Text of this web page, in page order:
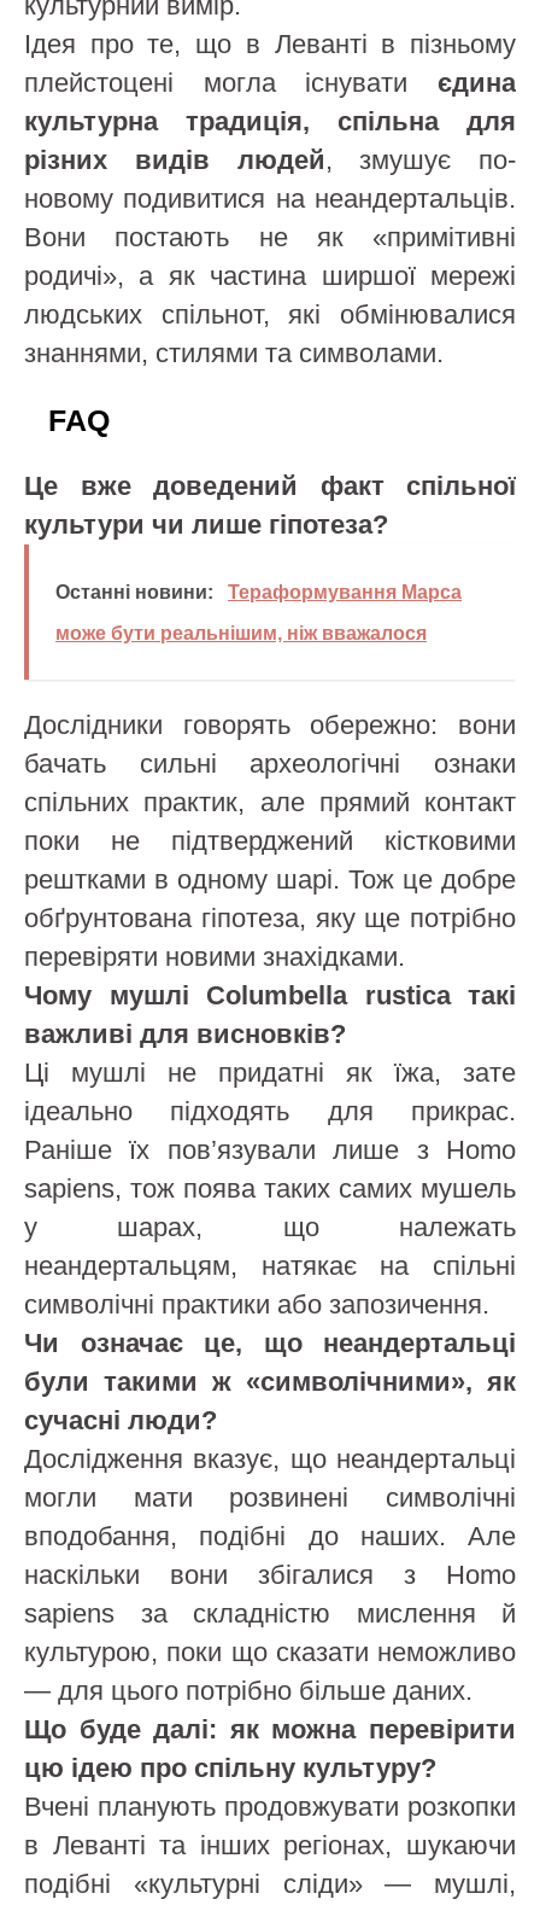
Ідея про те, що в Леванті в пізньому
плейстоцені могла існувати єдина
культурна традиція, спільна для
різних видів людей, змушує по-
новому подивитися на неандертальців.
Вони постають не як «примітивні
родичі», а як частина ширшої мережі
людських спільнот, які обмінювалися
знаннями, стилями та символами.
FAQ
Це вже доведений факт спільної
культури чи лише гіпотеза?
Останні новини:
Тераформування Марса
може бути реальнішим, ніж вважалося
Дослідники говорять обережно: вони
бачать сильні археологічні ознаки
спільних практик, але прямий контакт
поки не підтверджений кістковими
рештками в одному шарі. Тож це добре
обґрунтована гіпотеза, яку ще потрібно
перевіряти новими знахідками.
Чому мушлі Columbella rustica такі
важливі для висновків?
Ці мушлі не придатні як їжа, зате
ідеально підходять для прикрас.
Раніше їх пов’язували лише з Homo
sapiens, тож поява таких самих мушель
у шарах, що належать
неандертальцям, натякає на спільні
символічні практики або запозичення.
Чи означає це, що неандертальці
були такими ж «символічними», як
сучасні люди?
Дослідження вказує, що неандертальці
могли мати розвинені символічні
вподобання, подібні до наших. Але
наскільки вони збігалися з Homo
sapiens за складністю мислення й
культурою, поки що сказати неможливо
— для цього потрібно більше даних.
Що буде далі: як можна перевірити
цю ідею про спільну культуру?
Вчені планують продовжувати розкопки
в Леванті та інших регіонах, шукаючи
подібні «культурні сліди» — мушлі,